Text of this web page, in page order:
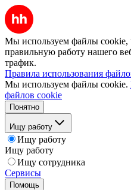
Мы используем файлы cookie,
правильную работу нашего
трафик.
Правила использования
Мы используем файлы cookie.
файлов cookie
Понятно
Ищу работу
Ищу работу
Ищу работу
Ищу сотрудника
Сервисы
Помощь